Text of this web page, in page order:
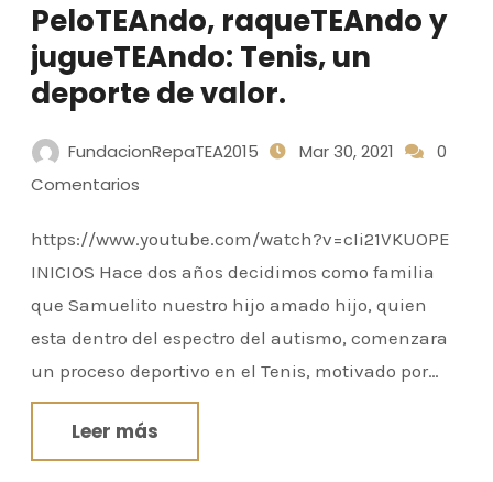
PeloTEAndo, raqueTEAndo y
jugueTEAndo: Tenis, un
deporte de valor.
FundacionRepaTEA2015 Mar 30, 2021
0
Comentarios
https://www.youtube.com/watch?v=cIi21VKUOPE
INICIOS Hace dos años decidimos como familia
que Samuelito nuestro hijo amado hijo, quien
esta dentro del espectro del autismo, comenzara
un proceso deportivo en el Tenis, motivado por…
Leer más